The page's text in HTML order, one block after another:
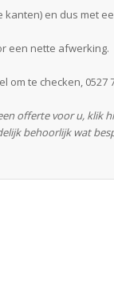
kanten) en dus met
een nette afwerking.
om te checken, 0527
offerte voor u, klik
behoorlijk wat